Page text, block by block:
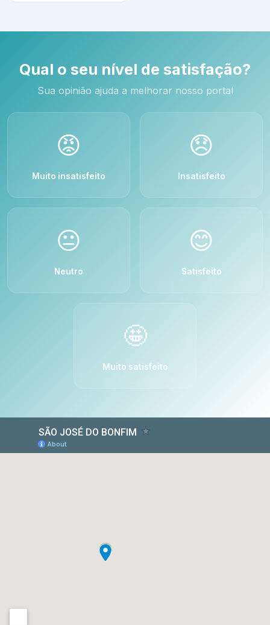
Qual o seu nível de satisfação?
Sua opinião ajuda a melhorar nosso portal
😡
Muito insatisfeito
😞
Insatisfeito
😐
Neutro
😊
Satisfeito
🤩
Muito satisfeito